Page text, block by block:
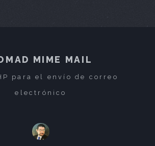
MIME MAIL
para el envío de correo
electrónico